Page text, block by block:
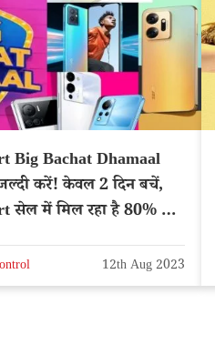
Big Bachat Dhamaal
करें! केवल 2 दिन बचें,
सेल में मिल रहा है 80% का
12th Aug 2023